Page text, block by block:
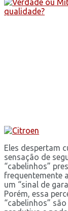
Eles despertam
sensação de
“cabelinhos”
frequentemente
um “sinal de
Porém, essa
“cabelinhos”